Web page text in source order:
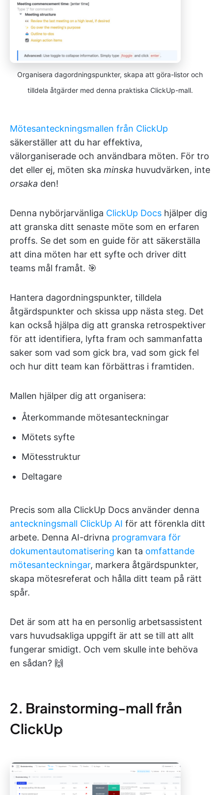
Organisera dagordningspunkter, skapa att göra-listor och
tilldela åtgärder med denna praktiska ClickUp-mall.
Mötesanteckningsmallen från ClickUp
säkerställer att du har effektiva,
välorganiserade och användbara möten. För tro
det eller ej, möten ska minska huvudvärken, inte
orsaka den!
Denna nybörjarvänliga ClickUp Docs hjälper dig
att granska ditt senaste möte som en erfaren
proffs. Se det som en guide för att säkerställa
att dina möten har ett syfte och driver ditt
teams mål framåt. 🎯
Hantera dagordningspunkter, tilldela
åtgärdspunkter och skissa upp nästa steg. Det
kan också hjälpa dig att granska retrospektiver
för att identifiera, lyfta fram och sammanfatta
saker som vad som gick bra, vad som gick fel
och hur ditt team kan förbättras i framtiden.
Mallen hjälper dig att organisera:
Återkommande mötesanteckningar
Mötets syfte
Mötesstruktur
Deltagare
Precis som alla ClickUp Docs använder denna
anteckningsmall ClickUp AI för att förenkla ditt
arbete. Denna AI-drivna programvara för
dokumentautomatisering kan ta omfattande
mötesanteckningar, markera åtgärdspunkter,
skapa mötesreferat och hålla ditt team på rätt
spår.
Det är som att ha en personlig arbetsassistent
vars huvudsakliga uppgift är att se till att allt
fungerar smidigt. Och vem skulle inte behöva
en sådan? 🙌
2. Brainstorming-mall från
ClickUp